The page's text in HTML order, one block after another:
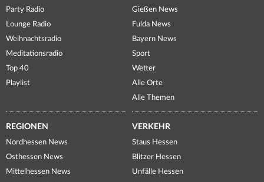
Party Radio
Lounge Radio
Weihnachtsradio
Meditationsradio
Top 40
Playlist
Gießen News
Fulda News
Bayern News
Sport
Wetter
Alle Orte
Alle Themen
REGIONEN
Nordhessen News
Osthessen News
Mittelhessen News
VERKEHR
Staus Hessen
Blitzer Hessen
Unfälle Hessen